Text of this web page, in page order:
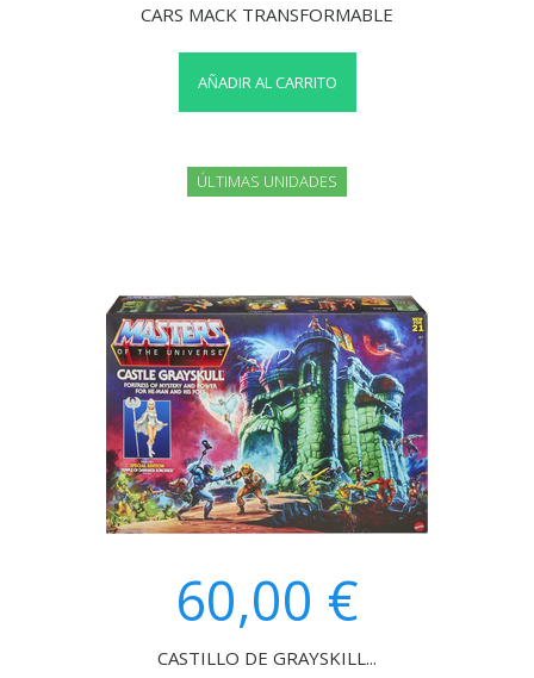
CARS MACK TRANSFORMABLE
AÑADIR AL CARRITO
ÚLTIMAS UNIDADES
60,00 €
CASTILLO DE GRAYSKILL...